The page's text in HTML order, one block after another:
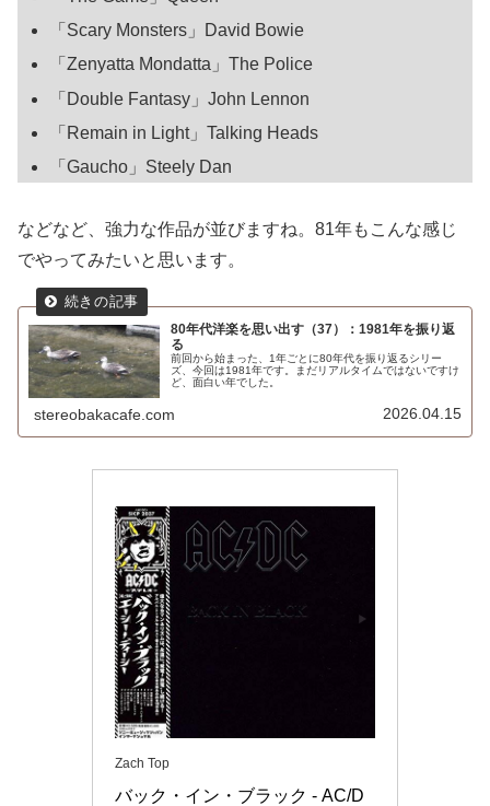
「Scary Monsters」David Bowie
「Zenyatta Mondatta」The Police
「Double Fantasy」John Lennon
「Remain in Light」Talking Heads
「Gaucho」Steely Dan
などなど、強力な作品が並びますね。81年もこんな感じ
でやってみたいと思います。
80年代洋楽を思い出す（37）：1981年を振り返
る
前回から始まった、1年ごとに80年代を振り返るシリー
ズ、今回は1981年です。まだリアルタイムではないですけ
ど、面白い年でした。
stereobakacafe.com 2026.04.15
Zach Top
バック・イン・ブラック - AC/D